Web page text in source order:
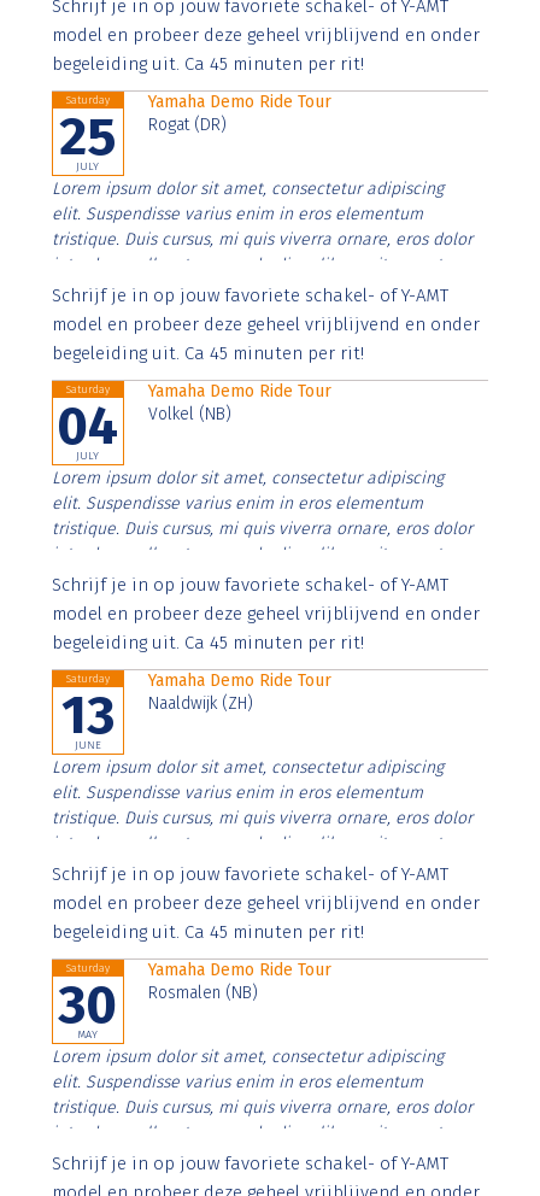
imperdiet. Nunc ut sem vitae risus tristique posuere.
Schrijf je in op jouw favoriete schakel- of Y-AMT
model en probeer deze geheel vrijblijvend en onder
begeleiding uit. Ca 45 minuten per rit!
Saturday
25
JULY
Yamaha Demo Ride Tour
Rogat (DR)
Lorem ipsum dolor sit amet, consectetur adipiscing
elit. Suspendisse varius enim in eros elementum
tristique. Duis cursus, mi quis viverra ornare, eros dolor
interdum nulla, ut commodo diam libero vitae erat.
Aenean faucibus nibh et justo cursus id rutrum lorem
imperdiet. Nunc ut sem vitae risus tristique posuere.
Schrijf je in op jouw favoriete schakel- of Y-AMT
model en probeer deze geheel vrijblijvend en onder
begeleiding uit. Ca 45 minuten per rit!
Saturday
04
JULY
Yamaha Demo Ride Tour
Volkel (NB)
Lorem ipsum dolor sit amet, consectetur adipiscing
elit. Suspendisse varius enim in eros elementum
tristique. Duis cursus, mi quis viverra ornare, eros dolor
interdum nulla, ut commodo diam libero vitae erat.
Aenean faucibus nibh et justo cursus id rutrum lorem
imperdiet. Nunc ut sem vitae risus tristique posuere.
Schrijf je in op jouw favoriete schakel- of Y-AMT
model en probeer deze geheel vrijblijvend en onder
begeleiding uit. Ca 45 minuten per rit!
Saturday
13
JUNE
Yamaha Demo Ride Tour
Naaldwijk (ZH)
Lorem ipsum dolor sit amet, consectetur adipiscing
elit. Suspendisse varius enim in eros elementum
tristique. Duis cursus, mi quis viverra ornare, eros dolor
interdum nulla, ut commodo diam libero vitae erat.
Aenean faucibus nibh et justo cursus id rutrum lorem
imperdiet. Nunc ut sem vitae risus tristique posuere.
Schrijf je in op jouw favoriete schakel- of Y-AMT
model en probeer deze geheel vrijblijvend en onder
begeleiding uit. Ca 45 minuten per rit!
Saturday
30
MAY
Yamaha Demo Ride Tour
Rosmalen (NB)
Lorem ipsum dolor sit amet, consectetur adipiscing
elit. Suspendisse varius enim in eros elementum
tristique. Duis cursus, mi quis viverra ornare, eros dolor
interdum nulla, ut commodo diam libero vitae erat.
Aenean faucibus nibh et justo cursus id rutrum lorem
imperdiet. Nunc ut sem vitae risus tristique posuere.
Schrijf je in op jouw favoriete schakel- of Y-AMT